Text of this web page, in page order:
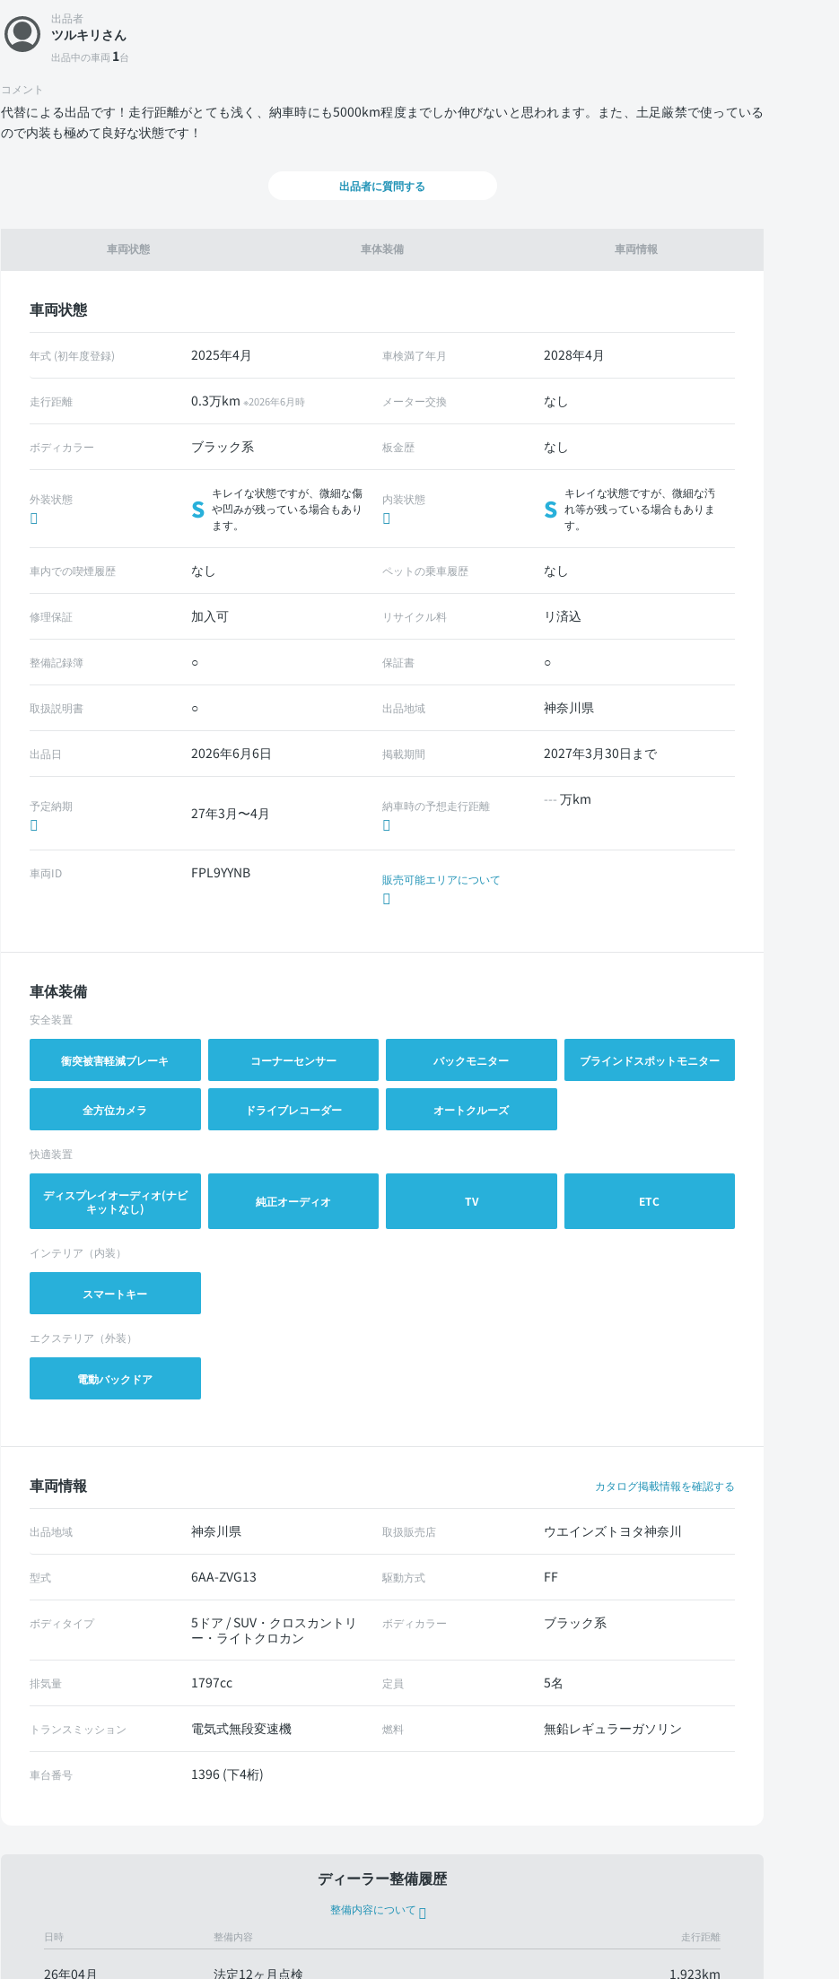
車両状態 車体装備 車両情報
車両状態
年式 (初年度登録) 2025年4月 車検満了年月 2028年4月
走行距離 0.3万km ※2026年6月時 メーター交換 なし
ボディカラー ブラック系 板金歴 なし
外装状態 S
キレイな状態ですが、微細な傷
や凹みが残っている場合もあり
ます。
内装状態 S
キレイな状態ですが、微細な汚
れ等が残っている場合もありま
す。
車内での喫煙履歴 なし ペットの乗車履歴 なし
修理保証 加入可 リサイクル料 リ済込
整備記録簿 ○ 保証書 ○
取扱説明書 ○ 出品地域 神奈川県
出品日 2026年6月6日 掲載期間 2027年3月30日まで
予定納期 27年3月〜4月 納車時の予想走行距離 --- 万km
車両ID FPL9YYNB 販売可能エリアについて
車体装備
安全装置
衝突被害軽減ブレーキ コーナーセンサー バックモニター ブラインドスポットモニター
全方位カメラ ドライブレコーダー オートクルーズ
快適装置
ディスプレイオーディオ(ナビ
キットなし)
純正オーディオ TV ETC
インテリア（内装）
スマートキー
エクステリア（外装）
電動バックドア
車両情報 カタログ掲載情報を確認する
出品地域 神奈川県 取扱販売店 ウエインズトヨタ神奈川
型式 6AA-ZVG13 駆動方式 FF
ボディタイプ
5ドア / SUV・クロスカントリ
ー・ライトクロカン
ボディカラー ブラック系
排気量 1797cc 定員 5名
トランスミッション 電気式無段変速機 燃料 無鉛レギュラーガソリン
車台番号 1396 (下4桁)
出品者
ツルキリさん
出品中の車両 1台
コメント
代替による出品です！走行距離がとても浅く、納車時にも5000km程度までしか伸びないと思われます。また、土足厳禁で使っている
ので内装も極めて良好な状態です！
出品者に質問する
ディーラー整備履歴
整備内容について
日時 整備内容 走行距離
26年04月 法定12ヶ月点検 1,923km